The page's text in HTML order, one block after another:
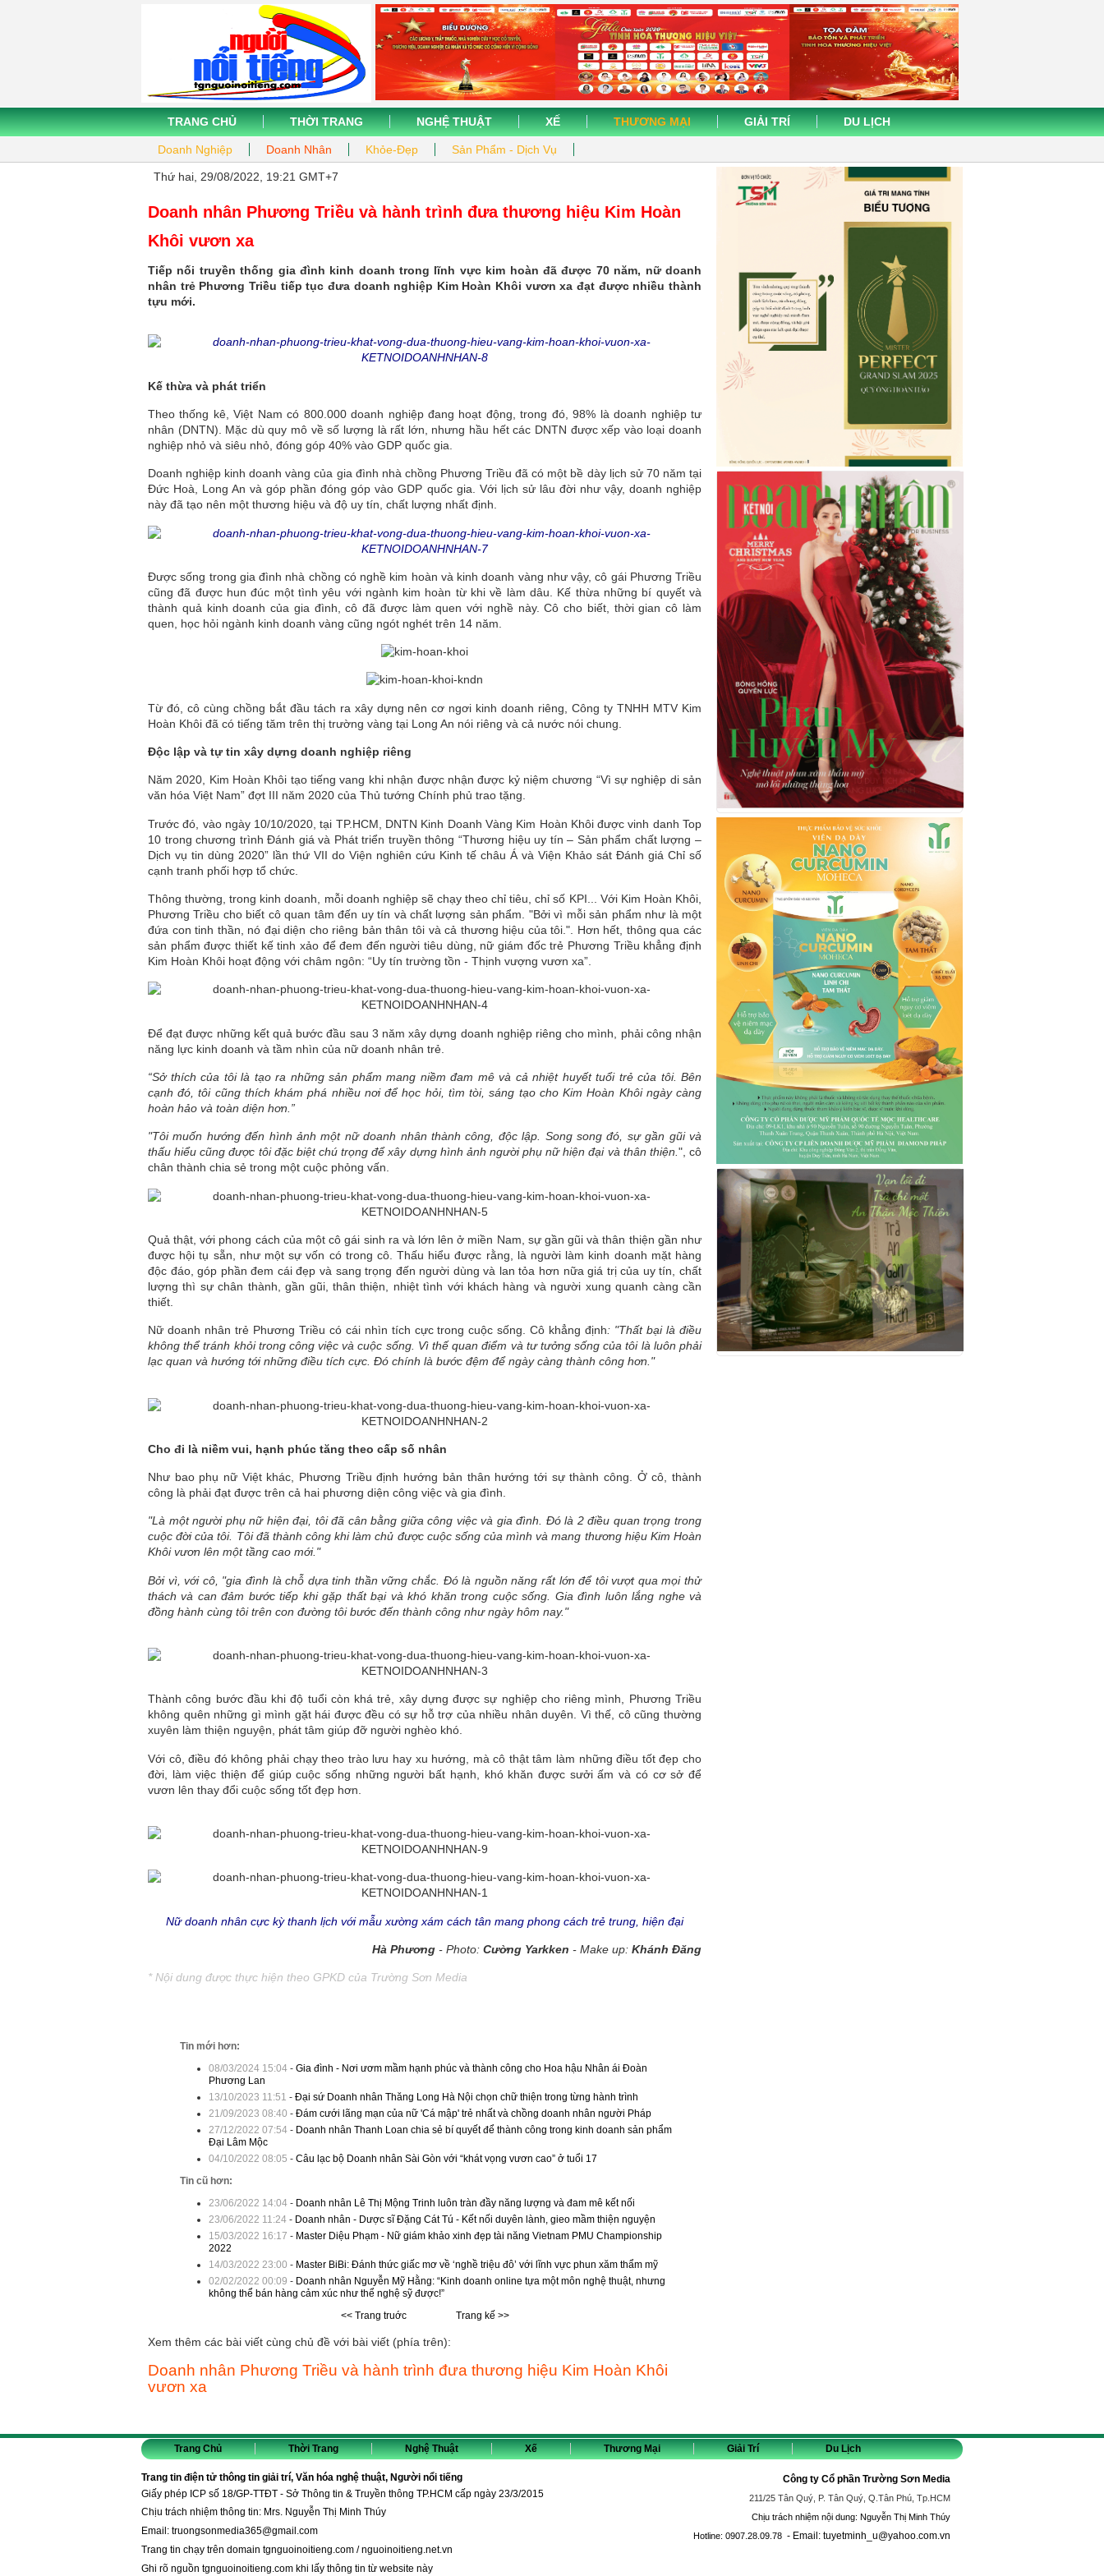
TRANG CHỦ THỜI TRANG NGHỆ THUẬT XẾ THƯƠNG MẠI
Doanh Nghiệp Doanh Nhân Khỏe-Đẹp Sản Phẩm - Dịch Vụ
GIẢI TRÍ DU LỊCH
Thứ hai, 29/08/2022, 19:21 GMT+7
Doanh nhân Phương Triều và hành trình đưa thương hiệu Kim Hoàn
Khôi vươn xa
Tiếp nối truyền thống gia đình kinh doanh trong lĩnh vực kim hoàn đã được 70 năm, nữ doanh
nhân trẻ Phương Triều tiếp tục đưa doanh nghiệp Kim Hoàn Khôi vươn xa đạt được nhiều thành
tựu mới.
Kế thừa và phát triển
Theo thống kê, Việt Nam có 800.000 doanh nghiệp đang hoạt động, trong đó, 98% là doanh nghiệp tư
nhân (DNTN). Mặc dù quy mô về số lượng là rất lớn, nhưng hầu hết các DNTN được xếp vào loại doanh
nghiệp nhỏ và siêu nhỏ, đóng góp 40% vào GDP quốc gia.
Doanh nghiệp kinh doanh vàng của gia đình nhà chồng Phương Triều đã có một bề dày lịch sử 70 năm tại
Đức Hoà, Long An và góp phần đóng góp vào GDP quốc gia. Với lịch sử lâu đời như vậy, doanh nghiệp
này đã tạo nên một thương hiệu và độ uy tín, chất lượng nhất định.
Được sống trong gia đình nhà chồng có nghề kim hoàn và kinh doanh vàng như vậy, cô gái Phương Triều
cũng đã được hun đúc một tình yêu với ngành kim hoàn từ khi về làm dâu. Kế thừa những bí quyết và
thành quả kinh doanh của gia đình, cô đã được làm quen với nghề này. Cô cho biết, thời gian cô làm
quen, học hỏi ngành kinh doanh vàng cũng ngót nghét trên 14 năm.
Từ đó, cô cùng chồng bắt đầu tách ra xây dựng nên cơ ngơi kinh doanh riêng, Công ty TNHH MTV Kim
Hoàn Khôi đã có tiếng tăm trên thị trường vàng tại Long An nói riêng và cả nước nói chung.
Độc lập và tự tin xây dựng doanh nghiệp riêng
Năm 2020, Kim Hoàn Khôi tạo tiếng vang khi nhận được nhận được kỷ niệm chương “Vì sự nghiệp di sản
văn hóa Việt Nam” đợt III năm 2020 của Thủ tướng Chính phủ trao tặng.
Trước đó, vào ngày 10/10/2020, tại TP.HCM, DNTN Kinh Doanh Vàng Kim Hoàn Khôi được vinh danh Top
10 trong chương trình Đánh giá và Phát triển truyền thông “Thương hiệu uy tín – Sản phẩm chất lượng –
Dịch vụ tin dùng 2020” lần thứ VII do Viện nghiên cứu Kinh tế châu Á và Viện Khảo sát Đánh giá Chỉ số
cạnh tranh phối hợp tổ chức.
Thông thường, trong kinh doanh, mỗi doanh nghiệp sẽ chạy theo chỉ tiêu, chỉ số KPI... Với Kim Hoàn Khôi,
Phương Triều cho biết cô quan tâm đến uy tín và chất lượng sản phẩm. "Bởi vì mỗi sản phẩm như là một
đứa con tinh thần, nó đại diện cho riêng bản thân tôi và cả thương hiệu của tôi.". Hơn hết, thông qua các
sản phẩm được thiết kế tinh xảo để đem đến người tiêu dùng, nữ giám đốc trẻ Phương Triều khẳng định
Kim Hoàn Khôi hoạt động với châm ngôn: “Uy tín trường tồn - Thịnh vượng vươn xa”.
Để đạt được những kết quả bước đầu sau 3 năm xây dựng doanh nghiệp riêng cho mình, phải công nhận
năng lực kinh doanh và tầm nhìn của nữ doanh nhân trẻ.
“Sở thích của tôi là tạo ra những sản phẩm mang niềm đam mê và cả nhiệt huyết tuổi trẻ của tôi. Bên
cạnh đó, tôi cũng thích khám phá nhiều nơi để học hỏi, tìm tòi, sáng tạo cho Kim Hoàn Khôi ngày càng
hoàn hảo và toàn diện hơn.”
"Tôi muốn hướng đến hình ảnh một nữ doanh nhân thành công, độc lập. Song song đó, sự gần gũi và
thấu hiểu cũng được tôi đặc biệt chú trọng để xây dựng hình ảnh người phụ nữ hiện đại và thân thiện.", cô
chân thành chia sẻ trong một cuộc phỏng vấn.
Quả thật, với phong cách của một cô gái sinh ra và lớn lên ở miền Nam, sự gần gũi và thân thiện gần như
được hội tụ sẵn, như một sự vốn có trong cô. Thấu hiểu được rằng, là người làm kinh doanh mặt hàng
độc đáo, góp phần đem cái đẹp và sang trọng đến người dùng và lan tỏa hơn nữa giá trị của uy tín, chất
lượng thì sự chân thành, gần gũi, thân thiện, nhiệt tình với khách hàng và người xung quanh càng cần
thiết.
Nữ doanh nhân trẻ Phương Triều có cái nhìn tích cực trong cuộc sống. Cô khẳng định: "Thất bại là điều
không thể tránh khỏi trong công việc và cuộc sống. Vì thế quan điểm và tư tưởng sống của tôi là luôn phải
lạc quan và hướng tới những điều tích cực. Đó chính là bước đệm để ngày càng thành công hơn."
Cho đi là niềm vui, hạnh phúc tăng theo cấp số nhân
Như bao phụ nữ Việt khác, Phương Triều định hướng bản thân hướng tới sự thành công. Ở cô, thành
công là phải đạt được trên cả hai phương diện công việc và gia đình.
"Là một người phụ nữ hiện đại, tôi đã cân bằng giữa công việc và gia đình. Đó là 2 điều quan trọng trong
cuộc đời của tôi. Tôi đã thành công khi làm chủ được cuộc sống của mình và mang thương hiệu Kim Hoàn
Khôi vươn lên một tầng cao mới."
Bởi vì, với cô, "gia đình là chỗ dựa tinh thần vững chắc. Đó là nguồn năng rất lớn để tôi vượt qua mọi thử
thách và can đảm bước tiếp khi gặp thất bại và khó khăn trong cuộc sống. Gia đình luôn lắng nghe và
đồng hành cùng tôi trên con đường tôi bước đến thành công như ngày hôm nay."
Thành công bước đầu khi độ tuổi còn khá trẻ, xây dựng được sự nghiệp cho riêng mình, Phương Triều
không quên những gì mình gặt hái được đều có sự hỗ trợ của nhiều nhân duyên. Vì thế, cô cũng thường
xuyên làm thiện nguyện, phát tâm giúp đỡ người nghèo khó.
Với cô, điều đó không phải chạy theo trào lưu hay xu hướng, mà cô thật tâm làm những điều tốt đẹp cho
đời, làm việc thiện để giúp cuộc sống những người bất hạnh, khó khăn được sưởi ấm và có cơ sở để
vươn lên thay đổi cuộc sống tốt đẹp hơn.
Nữ doanh nhân cực kỳ thanh lịch với mẫu xường xám cách tân mang phong cách trẻ trung, hiện đại
Hà Phương - Photo: Cường Yarkken - Make up: Khánh Đăng
* Nội dung được thực hiện theo GPKD của Trường Sơn Media
Tin mới hơn:
08/03/2024 15:04- Gia đình - Nơi ươm mầm hạnh phúc và thành công cho Hoa hậu Nhân ái Đoàn
Phương Lan
13/10/2023 11:51 - Đại sứ Doanh nhân Thăng Long Hà Nội chọn chữ thiện trong từng hành trình
21/09/2023 08:40 - Đám cưới lãng mạn của nữ 'Cá mập' trẻ nhất và chồng doanh nhân người Pháp
27/12/2022 07:54- Doanh nhân Thanh Loan chia sẻ bí quyết để thành công trong kinh doanh sản phẩm
Đại Lâm Mộc
04/10/2022 08:05 - Câu lạc bộ Doanh nhân Sài Gòn với “khát vọng vươn cao” ở tuổi 17
Tin cũ hơn:
23/06/2022 14:04- Doanh nhân Lê Thị Mộng Trinh luôn tràn đầy năng lượng và đam mê kết nối
23/06/2022 11:24- Doanh nhân - Dược sĩ Đặng Cát Tú - Kết nối duyên lành, gieo mầm thiện nguyện
15/03/2022 16:17 - Master Diệu Phạm - Nữ giám khảo xinh đẹp tài năng Vietnam PMU Championship
2022
14/03/2022 23:00 - Master BiBi: Đánh thức giấc mơ về ‘nghề triệu đô’ với lĩnh vực phun xăm thẩm mỹ
02/02/2022 00:09 - Doanh nhân Nguyễn Mỹ Hằng: “Kinh doanh online tựa một môn nghệ thuật, nhưng
không thể bán hàng cảm xúc như thể nghệ sỹ được!”
<< Trang truớc
Trang kế >>
Xem thêm các bài viết cùng chủ đề với bài viết (phía trên):
Doanh nhân Phương Triều và hành trình đưa thương hiệu Kim Hoàn Khôi
vươn xa
Trang Chủ Thời Trang Nghệ Thuật Xế Thương Mại Giải Trí Du Lịch
Trang tin điện tử thông tin giải trí, Văn hóa nghệ thuật, Người nổi tiếng
Giấy phép ICP số 18/GP-TTĐT - Sở Thông tin & Truyền thông TP.HCM cấp ngày 23/3/2015
Chịu trách nhiệm thông tin: Mrs. Nguyễn Thị Minh Thúy
Email: truongsonmedia365@gmail.com
Trang tin chạy trên domain tgnguoinoitieng.com /nguoinoitieng.net.vn
Ghi rõ nguồn tgnguoinoitieng.com khi lấy thông tin từ website này
Công ty Cổ phần Trường Sơn Media
211/25 Tân Quý, P. Tân Quý, Q.Tân Phú, Tp.HCM
Chịu trách nhiệm nội dung: Nguyễn Thị Minh Thúy
Hotline: 0907.28.09.78 - Email: tuyetminh_u@yahoo.com.vn